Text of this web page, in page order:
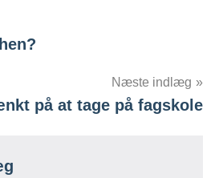
Næste indlæg
på at tage på fagskole